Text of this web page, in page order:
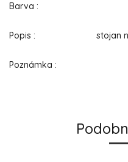
Barva :
Popis : stojan na
Poznámka :